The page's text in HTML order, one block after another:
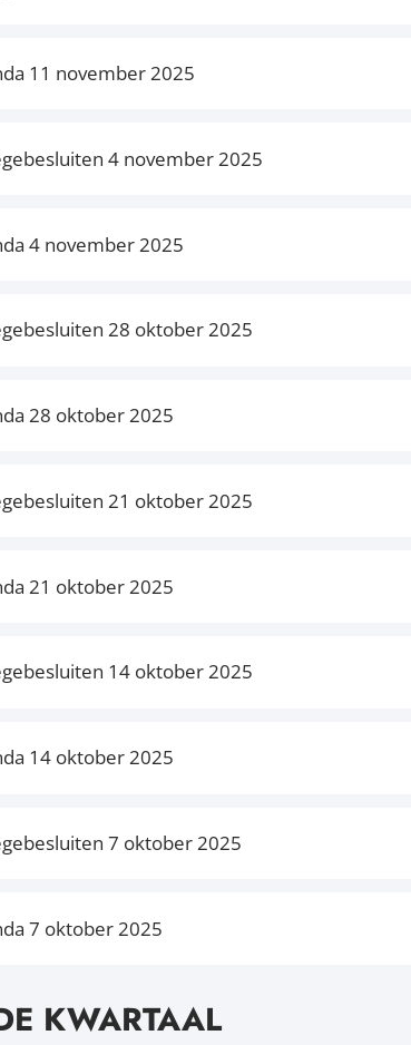
11 november 2025
4 november 2025
4 november 2025
28 oktober 2025
28 oktober 2025
21 oktober 2025
21 oktober 2025
14 oktober 2025
14 oktober 2025
7 oktober 2025
7 oktober 2025
KWARTAAL